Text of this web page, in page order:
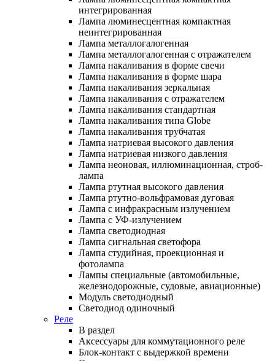
интегрированная
Лампа люминесцентная компактная
неинтегрированная
Лампа металлогалогенная
Лампа металлогалогенная с отражателем
Лампа накаливания в форме свечи
Лампа накаливания в форме шара
Лампа накаливания зеркальная
Лампа накаливания с отражателем
Лампа накаливания стандартная
Лампа накаливания типа Globe
Лампа накаливания трубчатая
Лампа натриевая высокого давления
Лампа натриевая низкого давления
Лампа неоновая, иллюминационная, строб-
лампа
Лампа ртутная высокого давления
Лампа ртутно-вольфрамовая дуговая
Лампа с инфракрасным излучением
Лампа с УФ-излучением
Лампа светодиодная
Лампа сигнальная светофора
Лампа студийная, проекционная и
фотолампа
Лампы специальные (автомобильные,
железнодорожные, судовые, авиационные)
Модуль светодиодный
Светодиод одиночный
Реле
В раздел
Аксессуары для коммутационного реле
Блок-контакт с выдержкой времени